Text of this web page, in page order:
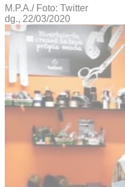
M.P.A./ Foto: Twitter
dg., 22/03/2020